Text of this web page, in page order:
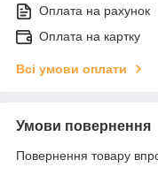
Оплата на рахунок
Оплата на картку
Всі умови оплати
Умови повернення
Повернення товару